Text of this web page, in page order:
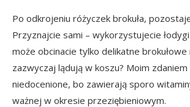
Po odkrojeniu różyczek brokuła,
Przyznajcie sami – wykorzystujecie
może obcinacie tylko delikatne brokułowe
zazwyczaj lądują w koszu? Moim zdaniem
niedocenione, bo zawierają sporo
ważnej w okresie przeziębieniowym.